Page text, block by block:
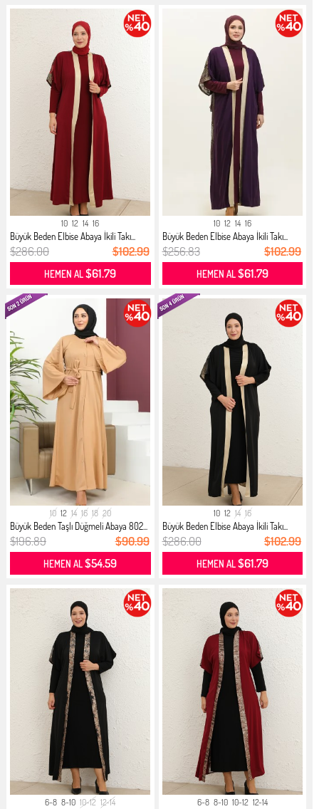
10 12 14 16
Büyük Beden Elbise Abaya İkili Takı...
$286.00 $102.99
HEMEN AL$61.79
10 12 14 16
Büyük Beden Elbise Abaya İkili Takı...
$256.83 $102.99
HEMEN AL$61.79
10 12 14 16 18 20
Büyük Beden Taşlı Düğmeli Abaya 802...
$196.89 $90.99
HEMEN AL$54.59
10 12 14 16
Büyük Beden Elbise Abaya İkili Takı...
$286.00 $102.99
HEMEN AL$61.79
6-8 8-10 10-12 12-14 6-8 8-10 10-12 12-14